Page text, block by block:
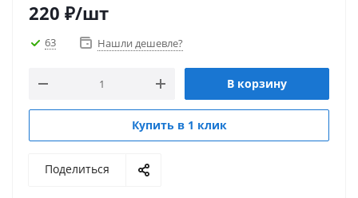
220 ₽/шт
63 Нашли дешевле?
В корзину
Купить в 1 клик
Поделиться